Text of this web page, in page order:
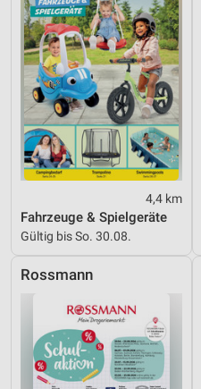
4,4 km
Fahrzeuge & Spielgeräte
Gültig bis So. 30.08.
Rossmann
Nicht-IAB-Verarbeitungszwecke:
Notwendig
Performance
Funktional
Werbung